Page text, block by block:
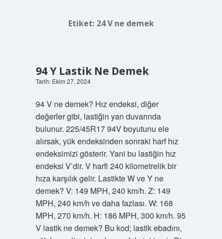
Etiket: 24 V ne demek
94 Y Lastik Ne Demek
Tarih: Ekim 27, 2024
94 V ne demek? Hız endeksi, diğer
değerler gibi, lastiğin yan duvarında
bulunur. 225/45R17 94V boyutunu ele
alırsak, yük endeksinden sonraki harf hız
endeksimizi gösterir. Yani bu lastiğin hız
endeksi V’dir. V harfi 240 kilometrelik bir
hıza karşılık gelir. Lastikte W ve Y ne
demek? V: 149 MPH, 240 km/h. Z: 149
MPH, 240 km/h ve daha fazlası. W: 168
MPH, 270 km/h. H: 186 MPH, 300 km/h. 95
V lastik ne demek? Bu kod; lastik ebadını,